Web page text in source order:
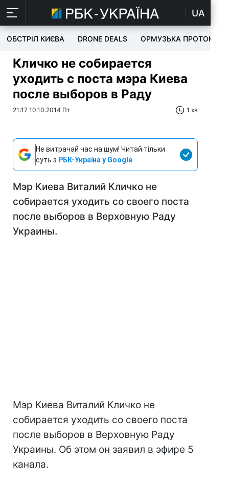
UA
ОБСТРІЛ КИЄВА DRONE DEALS ОРМУЗЬКА ПРОТОКА
Кличко не собирается
уходить с поста мэра Киева
после выборов в Раду
21:17 10.10.2014 Пт 1 хв
Не витрачай час на шум! Читай тільки
суть з РБК-Україна у Google
Мэр Киева Виталий Кличко не
собирается уходить со своего поста
после выборов в Верховную Раду
Украины.
Мэр Киева Виталий Кличко не
собирается уходить со своего поста
после выборов в Верховную Раду
Украины. Об этом он заявил в эфире 5
канала.